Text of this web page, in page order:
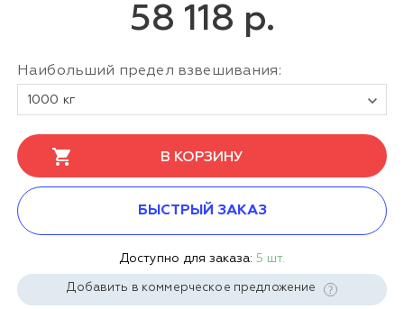
58 118 р.
Наибольший предел взвешивания:
1000 кг
В КОРЗИНУ
БЫСТРЫЙ ЗАКАЗ
Доступно для заказа: 5 шт.
Добавить в коммерческое предложение